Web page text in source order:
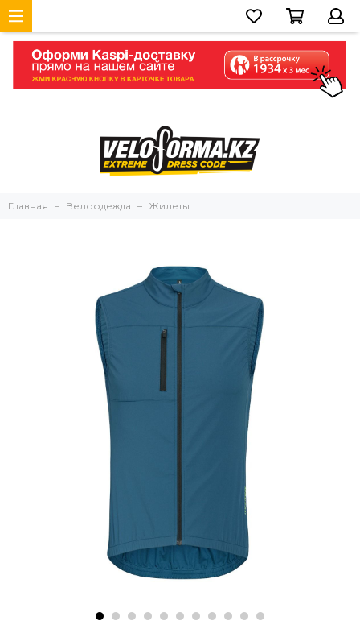
Главная Велоодежда Жилеты